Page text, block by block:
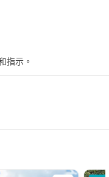
指示。